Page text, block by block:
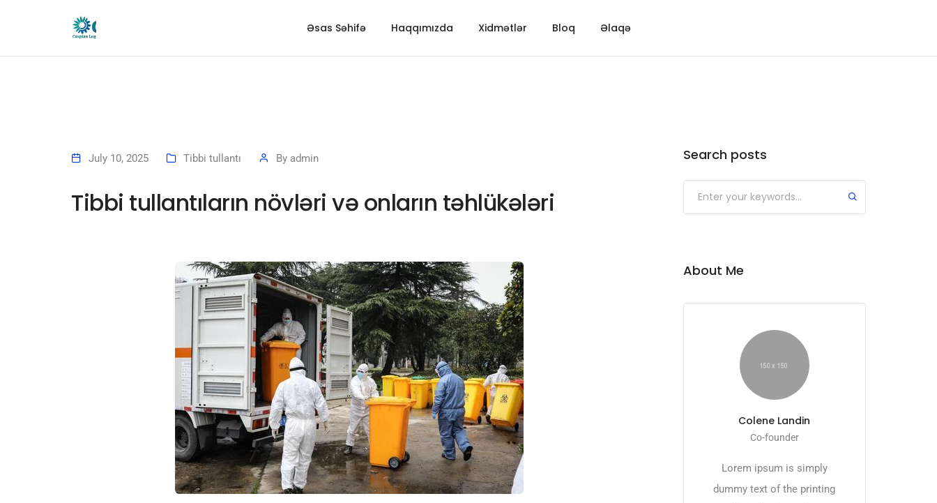
Əsas Səhifə Haqqımızda Xidmətlər Bloq Əlaqə
July 10, 2025 Tibbi tullantı By admin
Tibbi tullantıların növləri və onların təhlükələri
Search posts
About Me
Colene Landin
Co-founder
Lorem ipsum is simply
dummy text of the printing